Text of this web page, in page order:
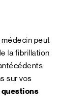
peut
la fibrillation
sur vos
questions